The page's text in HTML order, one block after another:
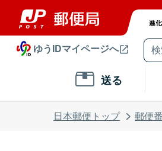
ゆうIDマイページへ
送る
日本郵便トップ 郵便